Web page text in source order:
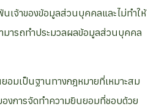
เจ้าของข้อมูลส่วนบุคคลและไม่ทำให้
ารถทำประมวลผลข้อมูลส่วนบุคคล
อมเป็นฐานทางกฎหมายที่เหมาะสม
งการจัดทำความยินยอมที่ชอบด้วย